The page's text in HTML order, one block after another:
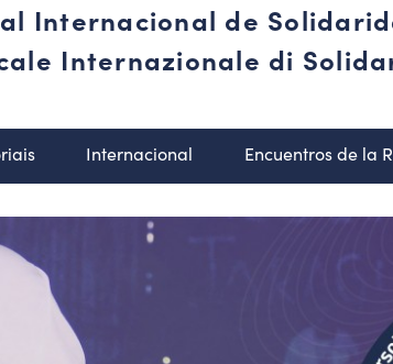
Internacional de
Internazionale di
Internacional Encuentros de la